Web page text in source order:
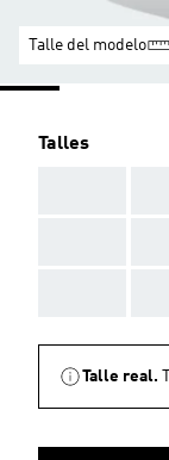
Talle del modelo
Talles
Talle real.